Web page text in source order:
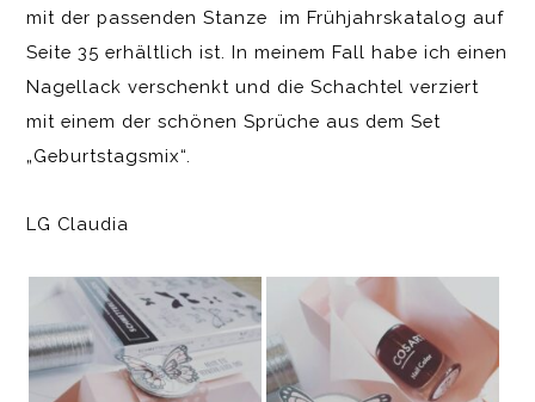
mit der passenden Stanze im Frühjahrskatalog auf
Seite 35 erhältlich ist. In meinem Fall habe ich einen
Nagellack verschenkt und die Schachtel verziert
mit einem der schönen Sprüche aus dem Set
„Geburtstagsmix“.
LG Claudia